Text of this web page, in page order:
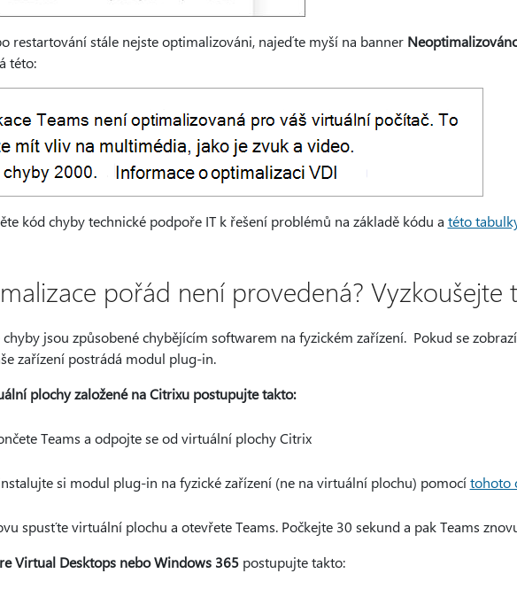
restartování stále nejste optimalizováni, najeďte myší na banner
této:
kód chyby technické podpoře IT k řešení problémů na základě kódu a této
pořád není provedená? Vyzkoušejte
jsou způsobené chybějícím softwarem na fyzickém zařízení. Pokud se
zařízení postrádá modul plug-in.
plochy založené na Citrixu postupujte takto:
Teams a odpojte se od virtuální plochy Citrix
si modul plug-in na fyzické zařízení (ne na virtuální plochu) pomocítohoto
spusťte virtuální plochu a otevřete Teams. Počkejte 30 sekund a pak Teams
Virtual Desktops nebo Windows 365postupujte takto: